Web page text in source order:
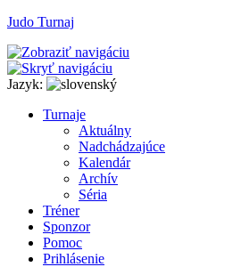
Judo Turnaj
Jazyk:
Turnaje
Aktuálny
Nadchádzajúce
Kalendár
Archív
Séria
Tréner
Sponzor
Pomoc
Prihlásenie